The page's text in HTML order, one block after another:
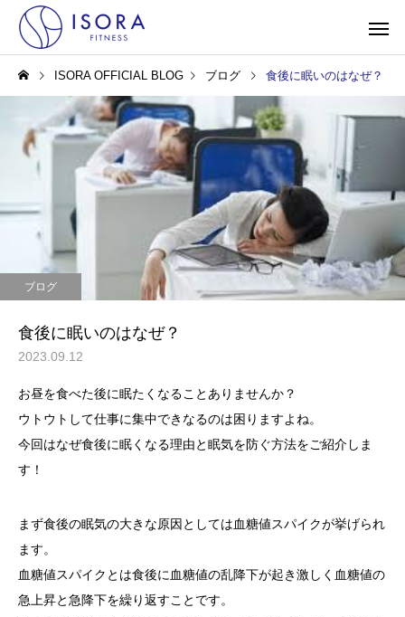
ISORA OFFICIAL BLOG ブログ 食後に眠いのはなぜ？
ブログ
食後に眠いのはなぜ？
2023.09.12
お昼を食べた後に眠たくなることありませんか？
ウトウトして仕事に集中できなるのは困りますよね。
今回はなぜ食後に眠くなる理由と眠気を防ぐ方法をご紹介しま
す！
まず食後の眠気の大きな原因としては血糖値スパイクが挙げられ
ます。
血糖値スパイクとは食後に血糖値の乱降下が起き激しく血糖値の
急上昇と急降下を繰り返すことです。